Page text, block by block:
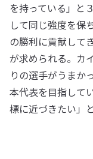
を持っている」と
して同じ強度を保
の勝利に貢献して
が求められる。カ
りの選手がうまか
本代表を目指して
標に近づきたい」